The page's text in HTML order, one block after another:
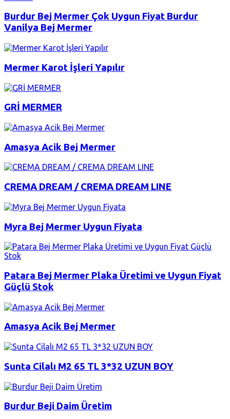
Burdur Bej Mermer Çok Uygun Fiyat Burdur
Vanilya Bej Mermer
Mermer Karot İşleri Yapılır
GRİ MERMER
Amasya Acik Bej Mermer
CREMA DREAM / CREMA DREAM LINE
Myra Bej Mermer Uygun Fiyata
Patara Bej Mermer Plaka Üretimi ve Uygun Fiyat
Güçlü Stok
Amasya Acik Bej Mermer
Sunta Cilalı M2 65 TL 3*32 UZUN BOY
Burdur Beji Daim Üretim